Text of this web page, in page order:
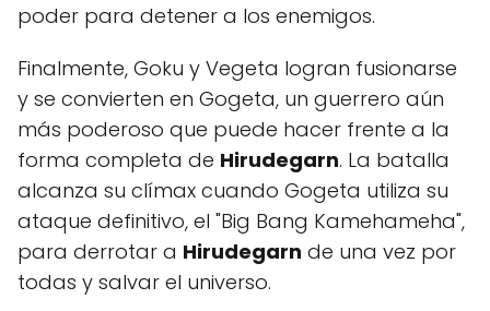
poder para detener a los enemigos.
Finalmente, Goku y Vegeta logran fusionarse
y se convierten en Gogeta, un guerrero aún
más poderoso que puede hacer frente a la
forma completa de Hirudegarn. La batalla
alcanza su clímax cuando Gogeta utiliza su
ataque definitivo, el "Big Bang Kamehameha",
para derrotar a Hirudegarn de una vez por
todas y salvar el universo.